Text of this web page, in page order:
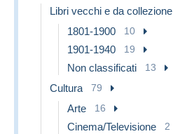
Libri vecchi e da collezione
1801-1900 10
1901-1940 19
Non classificati 13
Cultura 79
Arte 16
Cinema/Televisione 2